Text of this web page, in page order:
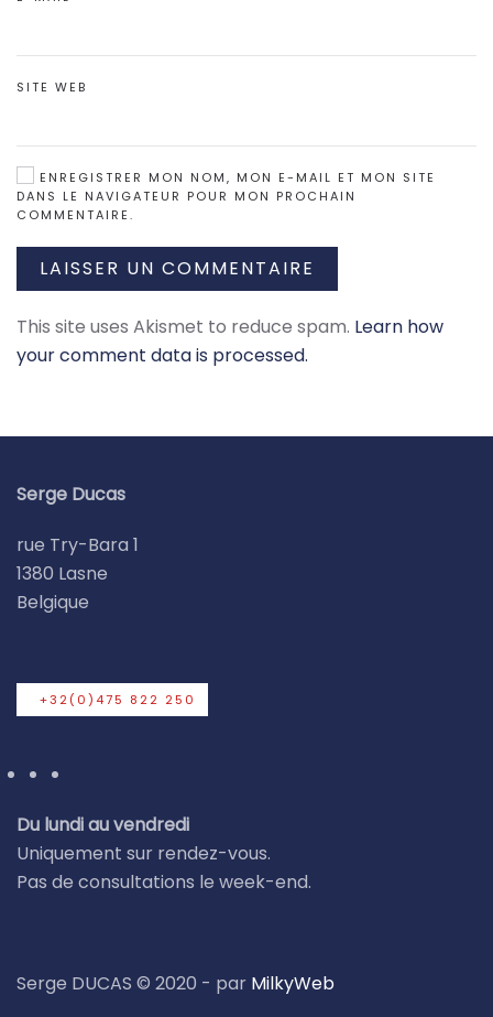
SITE WEB
ENREGISTRER MON NOM, MON E-MAIL ET MON SITE
DANS LE NAVIGATEUR POUR MON PROCHAIN
COMMENTAIRE.
LAISSER UN COMMENTAIRE
This site uses Akismet to reduce spam. Learn how
your comment data is processed.
Serge Ducas
rue Try-Bara 1
1380 Lasne
Belgique
+32(0)475 822 250
Du lundi au vendredi
Uniquement sur rendez-vous.
Pas de consultations le week-end.
Serge DUCAS © 2020 - par MilkyWeb